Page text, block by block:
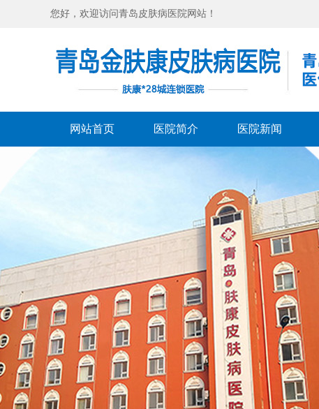
您好，欢迎访问青岛皮肤病医院网站！
网站首页 医院简介 医院新闻